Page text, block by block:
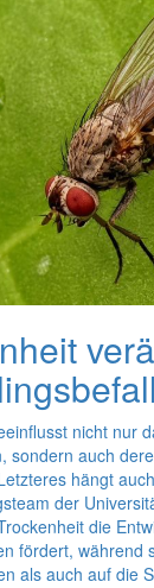
nicht nur
sondern auch
hängt
der
die
fördert, während
als auch auf die